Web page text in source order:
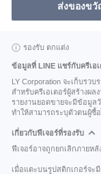
ส่งของข
รองรับ ตกแต่ง
ข้อมูลที่ LINE แชร์กับครีเอ
LY Corporation จะเก็บรว
สำหรับครีเอเตอร์ผู้สร้างผล
รายงานยอดขายจะมีข้อมูล
ทำให้สามารถระบุตัวตนผู้ซื้
เกี่ยวกับฟีเจอร์ที่รองรับ
ฟีเจอร์อาจถูกยกเลิกภายหลั
เมื่อแตะบนรูปสติกเกอร์จะ